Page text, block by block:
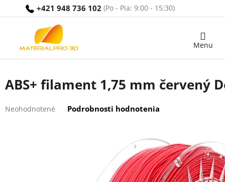
+421 948 736 102
Nákupný
ABS+ filament 1,75 mm červený
hodnotenie
Neohodnotené Podrobnosti hodnotenia